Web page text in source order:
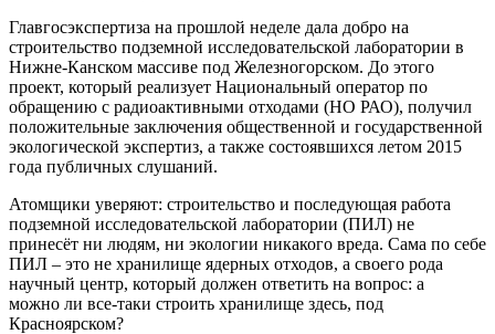
Главгосэкспертиза на прошлой неделе дала добро на
строительство подземной исследовательской лаборатории в
Нижне-Канском массиве под Железногорском. До этого
проект, который реализует Национальный оператор по
обращению с радиоактивными отходами (НО РАО), получил
положительные заключения общественной и государственной
экологической экспертиз, а также состоявшихся летом 2015
года публичных слушаний.
Атомщики уверяют: строительство и последующая работа
подземной исследовательской лаборатории (ПИЛ) не
принесёт ни людям, ни экологии никакого вреда. Сама по себе
ПИЛ – это не хранилище ядерных отходов, а своего рода
научный центр, который должен ответить на вопрос: а
можно ли все-таки строить хранилище здесь, под
Красноярском?